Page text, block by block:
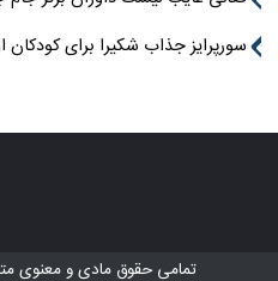
سورپرایز جذاب شکیرا برای کودکان
تمامی حقوق مادی و معنوی